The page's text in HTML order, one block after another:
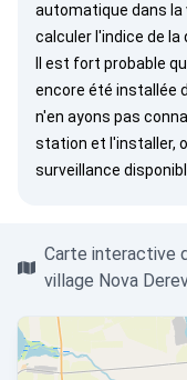
automatique dans la
calculer l'indice de la
Il est fort probable
encore été installée
n'en ayons pas
station et l'installer,
surveillance
Carte interactive
village Nova